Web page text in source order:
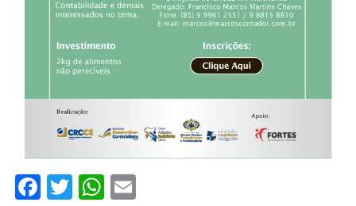
Facebook
TwitterWhatsApp